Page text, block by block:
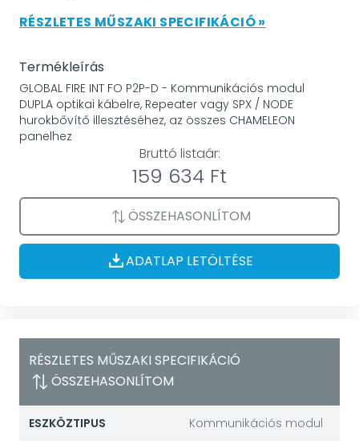
RÉSZLETES MŰSZAKI SPECIFIKÁCIÓ »
Termékleírás
GLOBAL FIRE INT FO P2P-D - Kommunikációs modul
DUPLA optikai kábelre, Repeater vagy SPX / NODE
hurokbővítő illesztéséhez, az összes CHAMELEON
panelhez
Bruttó listaár:
159 634 Ft
ÖSSZEHASONLÍTOM
ADATLAP LETÖLTÉSE
RÉSZLETES MŰSZAKI SPECIFIKÁCIÓ
ÖSSZEHASONLÍTOM
ESZKÖZTIPUS Kommunikációs modul